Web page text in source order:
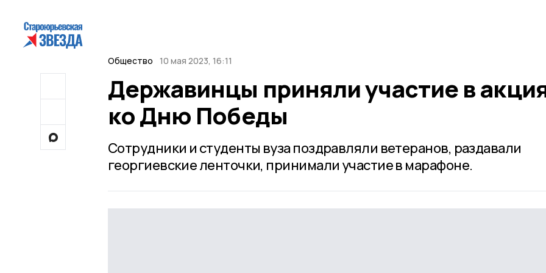
Общество 10 мая 2023, 16:11
Державинцы приняли участие в
ко Дню Победы
Сотрудники и студенты вуза поздравляли ветеранов, раздавали
георгиевские ленточки, принимали участие в марафоне.